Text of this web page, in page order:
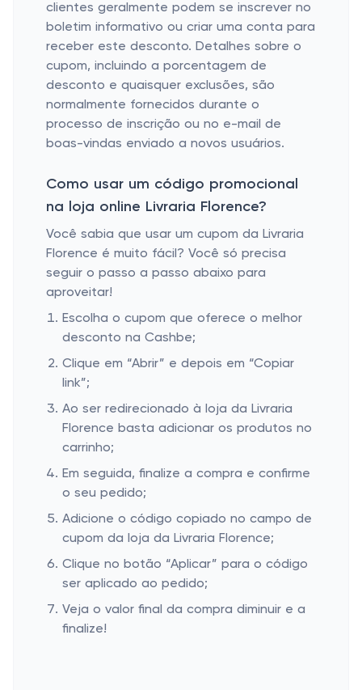
clientes geralmente podem se inscrever no
boletim informativo ou criar uma conta para
receber este desconto. Detalhes sobre o
cupom, incluindo a porcentagem de
desconto e quaisquer exclusões, são
normalmente fornecidos durante o
processo de inscrição ou no e-mail de
boas-vindas enviado a novos usuários.
Como usar um código promocional
na loja online Livraria Florence?
Você sabia que usar um cupom da Livraria
Florence é muito fácil? Você só precisa
seguir o passo a passo abaixo para
aproveitar!
Escolha o cupom que oferece o melhor
desconto na Cashbe;
Clique em “Abrir” e depois em “Copiar
link”;
Ao ser redirecionado à loja da Livraria
Florence basta adicionar os produtos no
carrinho;
Em seguida, finalize a compra e confirme
o seu pedido;
Adicione o código copiado no campo de
cupom da loja da Livraria Florence;
Clique no botão “Aplicar” para o código
ser aplicado ao pedido;
Veja o valor final da compra diminuir e a
finalize!